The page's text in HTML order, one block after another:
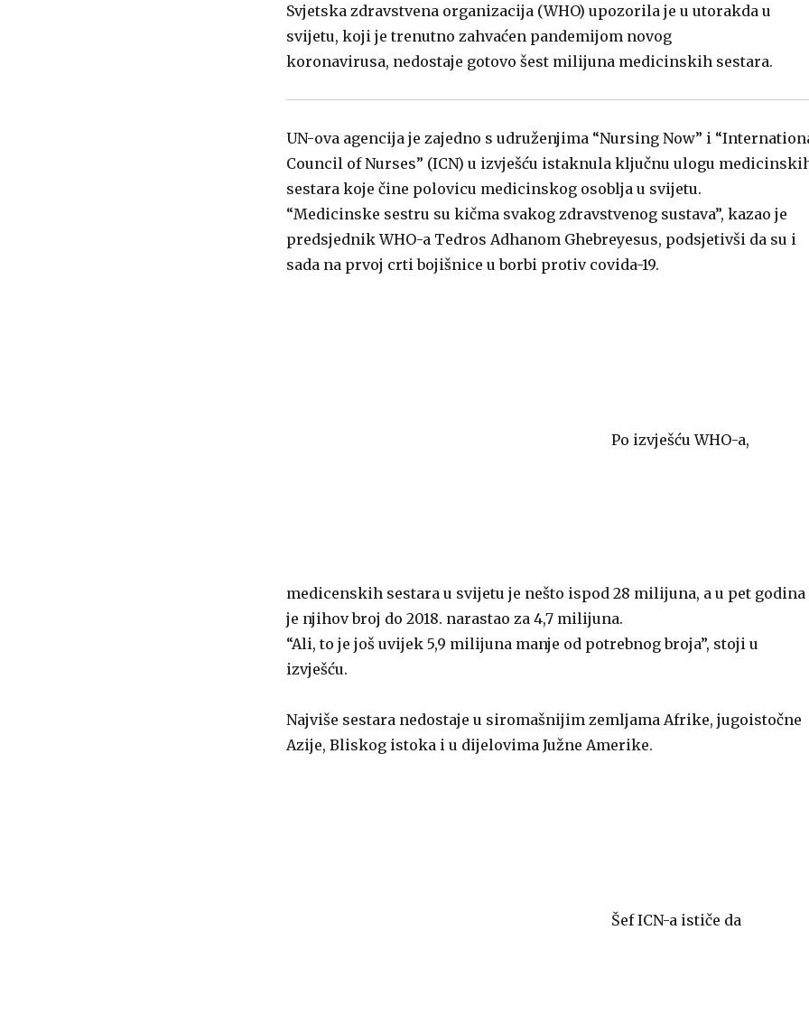
Svjetska zdravstvena organizacija (WHO) upozorila je u utorakda u
svijetu, koji je trenutno zahvaćen pandemijom novog
koronavirusa, nedostaje gotovo šest milijuna medicinskih sestara.
UN-ova agencija je zajedno s udruženjima “Nursing Now” i
Council of Nurses” (ICN) u izvješću istaknula ključnu ulogu
sestara koje čine polovicu medicinskog osoblja u svijetu.
“Medicinske sestru su kičma svakog zdravstvenog sustava”, kazao je
predsjednik WHO-a Tedros Adhanom Ghebreyesus, podsjetivši da su i
sada na prvoj crti bojišnice u borbi protiv covida-19.
Po izvješću WHO-a,
medicenskih sestara u svijetu je nešto ispod 28 milijuna, a u pet godina
je njihov broj do 2018. narastao za 4,7 milijuna.
“Ali, to je još uvijek 5,9 milijuna manje od potrebnog broja”, stoji u
izvješću.
Najviše sestara nedostaje u siromašnijim zemljama Afrike, jugoistočne
Azije, Bliskog istoka i u dijelovima Južne Amerike.
Šef ICN-a ističe da